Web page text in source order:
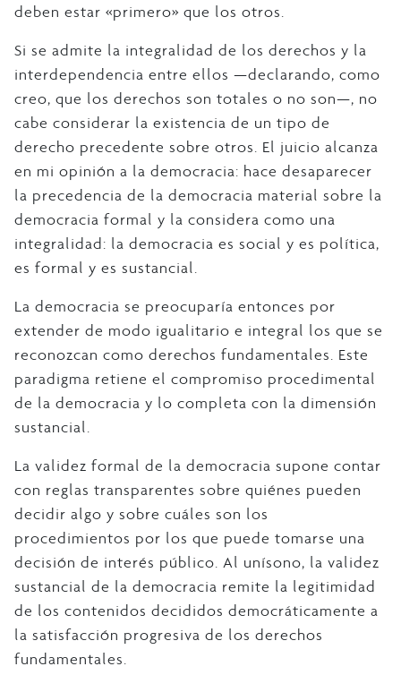
deben estar «primero» que los otros.
Si se admite la integralidad de los derechos y la
interdependencia entre ellos —declarando, como
creo, que los derechos son totales o no son—, no
cabe considerar la existencia de un tipo de
derecho precedente sobre otros. El juicio alcanza
en mi opinión a la democracia: hace desaparecer
la precedencia de la democracia material sobre la
democracia formal y la considera como una
integralidad: la democracia es social y es política,
es formal y es sustancial.
La democracia se preocuparía entonces por
extender de modo igualitario e integral los que se
reconozcan como derechos fundamentales. Este
paradigma retiene el compromiso procedimental
de la democracia y lo completa con la dimensión
sustancial.
La validez formal de la democracia supone contar
con reglas transparentes sobre quiénes pueden
decidir algo y sobre cuáles son los
procedimientos por los que puede tomarse una
decisión de interés público. Al unísono, la validez
sustancial de la democracia remite la legitimidad
de los contenidos decididos democráticamente a
la satisfacción progresiva de los derechos
fundamentales.